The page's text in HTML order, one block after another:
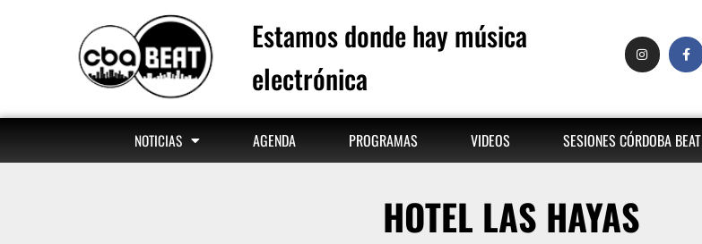
Estamos donde hay música
electrónica
NOTICIAS AGENDA PROGRAMAS VIDEOS SESIONES CÓRDOBA BEAT
HOTEL LAS HAYAS